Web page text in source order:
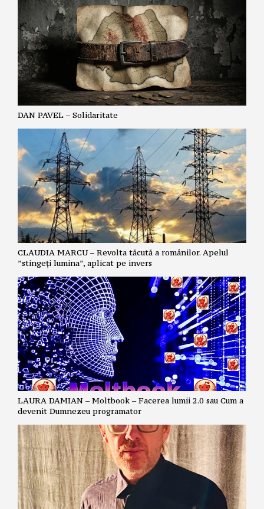
DAN PAVEL – Solidaritate
CLAUDIA MARCU – Revolta tăcută a românilor. Apelul
”stingeți lumina”, aplicat pe invers
LAURA DAMIAN – Moltbook – Facerea lumii 2.0 sau Cum a
devenit Dumnezeu programator